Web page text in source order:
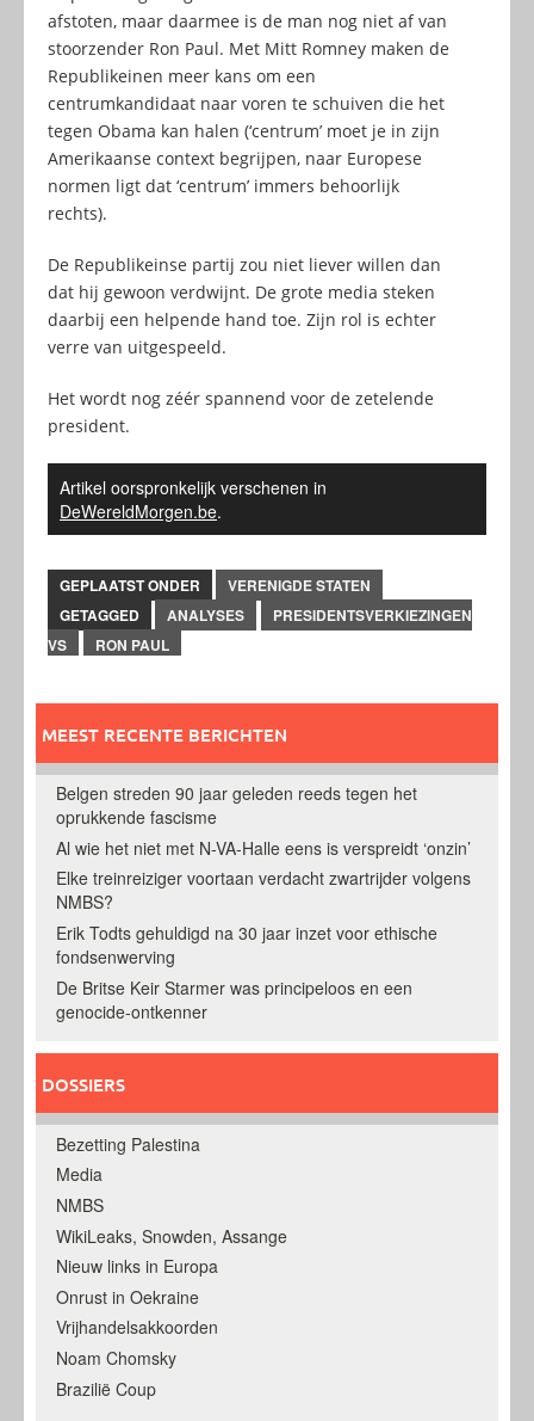
afstoten, maar daarmee is de man nog niet af van
stoorzender Ron Paul. Met Mitt Romney maken de
Republikeinen meer kans om een
centrumkandidaat naar voren te schuiven die het
tegen Obama kan halen (‘centrum’ moet je in zijn
Amerikaanse context begrijpen, naar Europese
normen ligt dat ‘centrum’ immers behoorlijk
rechts).
De Republikeinse partij zou niet liever willen dan
dat hij gewoon verdwijnt. De grote media steken
daarbij een helpende hand toe. Zijn rol is echter
verre van uitgespeeld.
Het wordt nog zéér spannend voor de zetelende
president.
Artikel oorspronkelijk verschenen in
DeWereldMorgen.be.
GEPLAATST ONDER
VERENIGDE STATEN
GETAGGED
ANALYSES
PRESIDENTSVERKIEZINGEN
VS
RON PAUL
MEEST RECENTE BERICHTEN
Belgen streden 90 jaar geleden reeds tegen het
oprukkende fascisme
Al wie het niet met N-VA-Halle eens is verspreidt ‘onzin’
Elke treinreiziger voortaan verdacht zwartrijder volgens
NMBS?
Erik Todts gehuldigd na 30 jaar inzet voor ethische
fondsenwerving
De Britse Keir Starmer was principeloos en een
genocide-ontkenner
DOSSIERS
Bezetting Palestina
Media
NMBS
WikiLeaks, Snowden, Assange
Nieuw links in Europa
Onrust in Oekraine
Vrijhandelsakkoorden
Noam Chomsky
Brazilië Coup